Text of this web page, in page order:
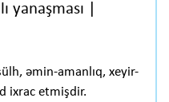
yanaşması |
əmin-amanlıq, xeyir-
ixrac etmişdir.